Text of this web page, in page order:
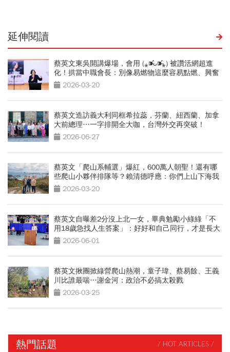
延伸閱讀
蔡英文東吳開講爆場，會用 (⁎⁍̴̛ᴗ⁍̴̛⁎) 被讚活網超進
化！拱當中職會長：別像易燃物這麼容易點燃、興奮
2026-03-20
蔡英文造訪義大利同框希拉蕊，芬蘭、紐西蘭、加拿
大前總理…一字排開全大咖，台灣外交再突破！
2026-06-27
蔡英文「爬山系輔選」爆紅，600萬人朝聖！還有哪
些爬山小夥伴排隊等？賴清德呼應：你們上山下海我
來 2026-03-20
蔡英文自曝差2分沒上北一女，畢典勉勵小綠綠「不
用18歲急找人生答案」：好好和自己同行，才是長大
的開始
2026-06-01
蔡英文揪團掀綠營爬山熱潮，童子瑋、蔡易餘、王義
川比誰最喘…謝金河：政治不必搞太殺戮
2026-03-25
熱門話題 / HOT ARTICLES /